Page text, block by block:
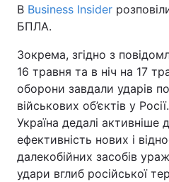
В Business Insider
БПЛА.
Зокрема, згідно з
16 травня та в ніч на 17
оборони завдали ударів
військових об’єктів у
Україна дедалі активніше
ефективність нових і
далекобійних засобів
удари вглиб російської